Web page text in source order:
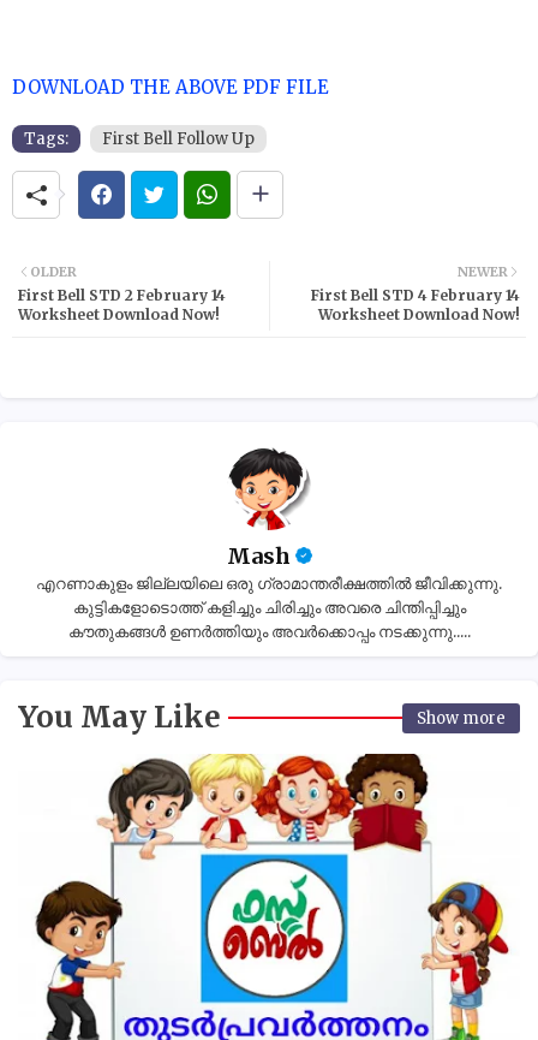
DOWNLOAD THE ABOVE PDF FILE
Tags: First Bell Follow Up
NEWER
First Bell STD 4 February 14
Worksheet Download Now!
OLDER
First Bell STD 2 February 14
Worksheet Download Now!
Mash
എറണാകുളം ജില്ലയിലെ ഒരു ഗ്രാമാന്തരീക്ഷത്തിൽ ജീവിക്കുന്നു.
കുട്ടികളോടൊത്ത് കളിച്ചും ചിരിച്ചും അവരെ ചിന്തിപ്പിച്ചും
കൗതുകങ്ങൾ ഉണർത്തിയും അവർക്കൊപ്പം നടക്കുന്നു.....
You May Like Show more